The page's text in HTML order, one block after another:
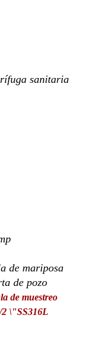
sanitaria
de mariposa
de pozo
de muestreo
2 \"SS316L